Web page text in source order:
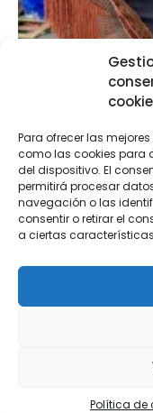
Para ofrecer las
como las cookies para
del dispositivo. El
permitirá procesar
navegación o las
consentir o retirar el
a ciertas
Política de